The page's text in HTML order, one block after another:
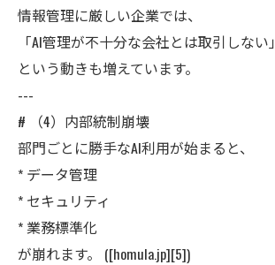
情報管理に厳しい企業では、
「AI管理が不十分な会社とは取引しない」
という動きも増えています。
---
# （4）内部統制崩壊
部門ごとに勝手なAI利用が始まると、
* データ管理
* セキュリティ
* 業務標準化
が崩れます。 ([homula.jp][5])